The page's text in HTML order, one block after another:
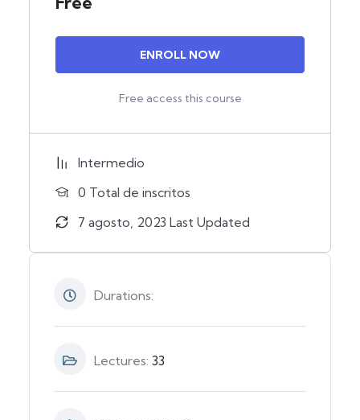
ENROLL NOW
Free access this course
Intermedio
0 TotaI de inscritos
7 agosto, 2023 Last Updated
Durations:
Lectures: 33